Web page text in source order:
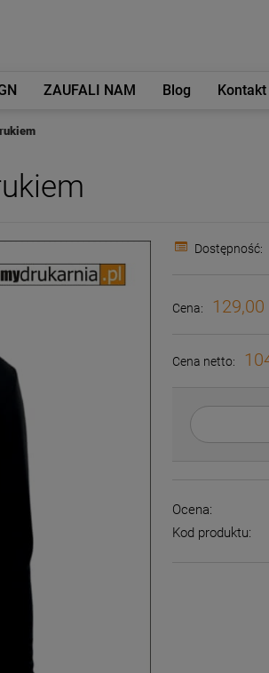
ZAUFALI NAM Blog Kontakt
Dostępność:
Cena: 129,00
Cena netto:
Ocena:
Kod produktu: